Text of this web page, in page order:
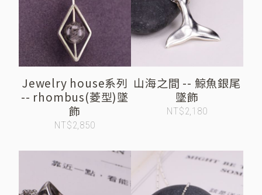
Jewelry house系列
-- rhombus(菱型)墜
飾
NT$2,850
山海之間 -- 鯨魚銀尾
墜飾
NT$2,180